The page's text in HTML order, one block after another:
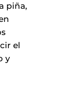
piña,
el
y